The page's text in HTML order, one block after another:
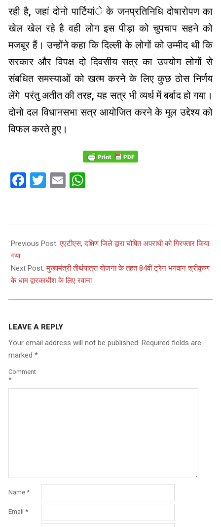
रही है, जहां दोनो पार्टियांे के जनप्रतिनिधि दोषारोपण का
खेल खेल रहे है वही लोग इस पीड़ा को चुपचाप सहने को
मजबूर हैं। उन्होंने कहा कि दिल्ली के लोगों को उम्मीद थी कि
सरकार और विपक्ष दो दिवसीय सत्र का उपयोग लोगों से
संबधित समस्याओं को खत्म करने के लिए कुछ ठोस निर्णय
लेंगे परंतु अतीत की तरह, यह सत्र भी व्यर्थ में बर्बाद हो गया।
दोनो दल विधानसभा सत्र आयोजित करने के मूल उद्देश्य को
विफल करते हुए।
Facebook
Twitter
Email
12-
18
Previous Post:एएटीएस, दक्षिण जिले द्वारा घोषित अपराधी को गिरफ्तार किया
गया
Next Post:मुख्यमंत्री तीर्थयात्रा योजना के तहत 84वीं ट्रेन भगवान श्रीकृष्ण
के धाम द्वारकाधीश के लिए रवाना
LEAVE A REPLY
Your email address will not be published. Required fields are
marked *
Comment
*
Name *
Email *